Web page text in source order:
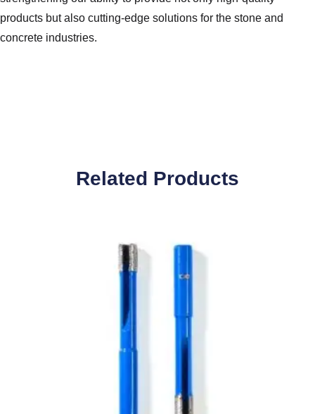
products but also cutting-edge solutions for the stone and
concrete industries.
Related Products